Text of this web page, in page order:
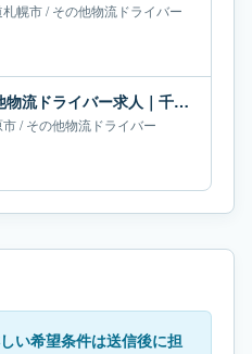
札幌市/その他物流ドライバー
永井産業株式会社のその他物流ドライバー求人｜千葉県市原市｜月給63万-68万円
市/その他物流ドライバー
い希望条件は送信後に担